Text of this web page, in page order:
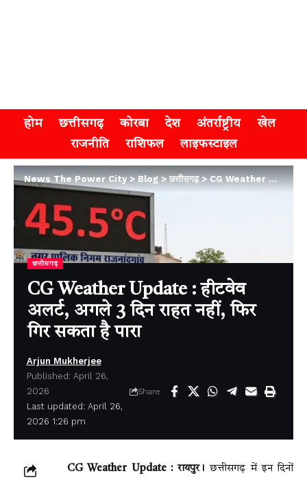
होम छत्तीसगढ़ कोरबा देश अंतर्राष्ट्रीय
खेल
राजनीति
राशिफल लाइफस्टाइल
News The Power City>Blog>छत्तीसगढ़>CG Weather Update : हीटवेव अलर्ट, अगले 3 दिन राहत नहीं, फिर गिर सकता है पारा
छत्तीसगढ़
CG Weather Update : हीटवेव
अलर्ट, अगले 3 दिन राहत नहीं, फिर
गिर सकता है पारा
Last updated: April 26,
2026 1:26 pm
Arjun Mukherjee
Published: April 26,
2026
Share
CG Weather Update : रायपुर। छत्तीसगढ़ में इन दिनों